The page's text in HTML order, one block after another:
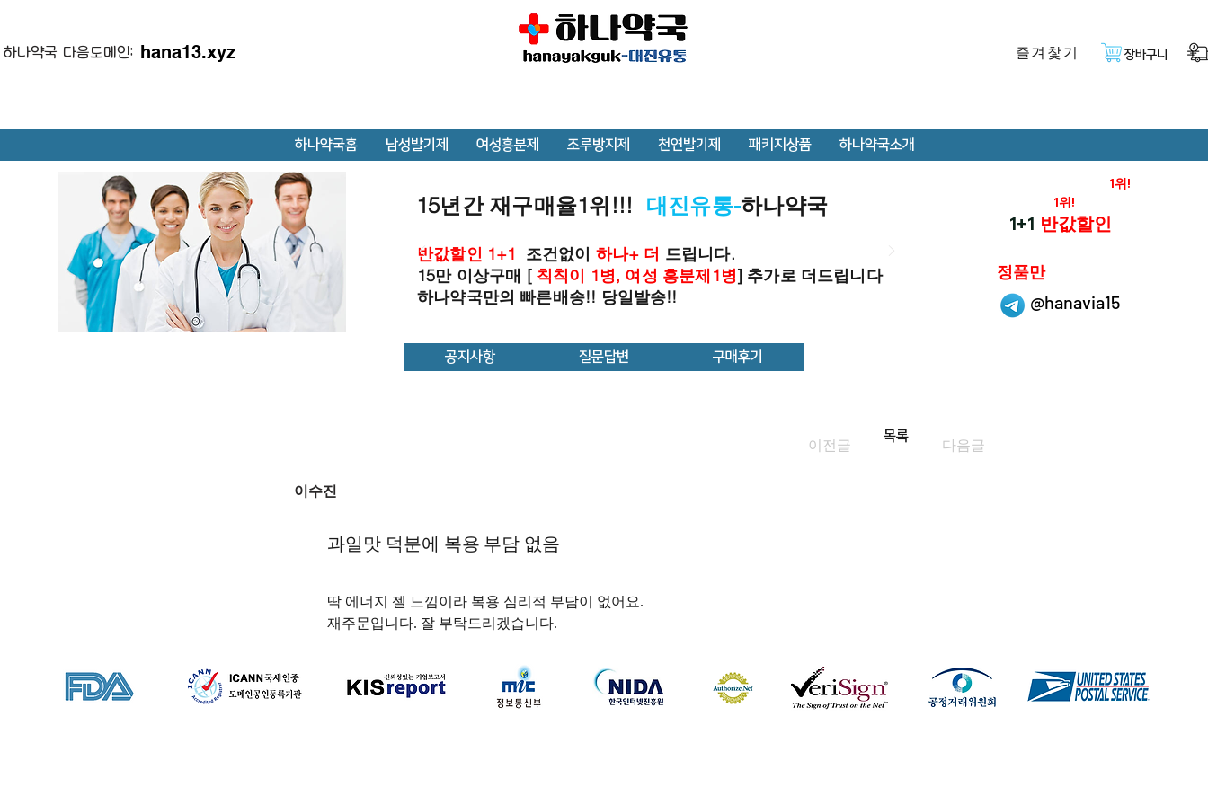
하나약국 다음도메인: hana13.xyz 즐겨찿기 장바구니
하나약국홈 남성발기제 여성흥분제 조루방지제 천연발기제 패키지상품 하나약국소개
15년간 재구매율1위!!! 대진유통-하나약국
반값할인 1+1 조건없이 하나+ 더 드립니다.
15만 이상구매 [ 칙칙이 1병, 여성 흥분제1병] 추가로 더드립니다
하나약국만의 빠른배송!! 당일발송!!
@hanavia15
1위!
1위!
1+1 반값할인
정품만
공지사항 질문답변 구매후기
이전글
목록
다음글
이수진
과일맛 덕분에 복용 부담 없음
딱 에너지 젤 느낌이라 복용 심리적 부담이 없어요.
재주문입니다. 잘 부탁드리겠습니다.